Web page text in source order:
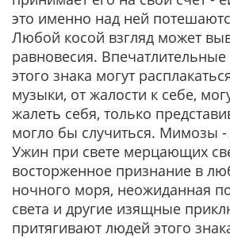
это именно над ней
Любой косой взгляд может
равновесия. Впечатлительные
этого знака могут
музыки, от жалости к себе,
жалеть себя, только
могло бы случиться. Мимозы -
Ужин при свете мерцающих
восторженное признание в
ночного моря, неожиданная
света и другие изящные
притягивают людей этого